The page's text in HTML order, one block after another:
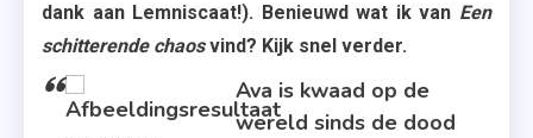
Schitterende
dank aan Lemniscaat!). Benieuwd wat ik van Een
schitterende chaosvind? Kijk snel verder.
Ava is kwaad op de
wereld sinds de dood